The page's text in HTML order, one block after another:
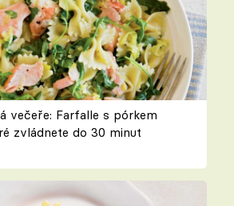
večeře: Farfalle s pórkem
zvládnete do 30 minut